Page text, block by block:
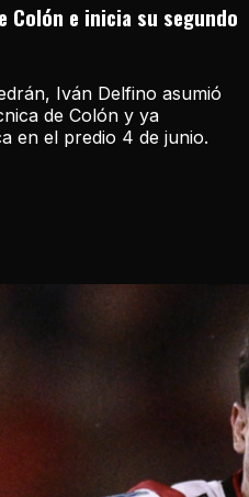
Colón e inicia su segundo
Iván Delfino asumió
de Colón y ya
en el predio 4 de junio.